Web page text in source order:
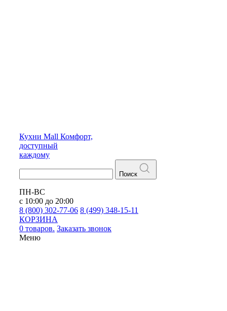
Кухни Mall Комфорт,
доступный
каждому
Поиск
ПН-ВС
с 10:00 до 20:00
8 (800) 302-77-06 8 (499) 348-15-11
КОРЗИНА
0 товаров. Заказать звонок
Меню